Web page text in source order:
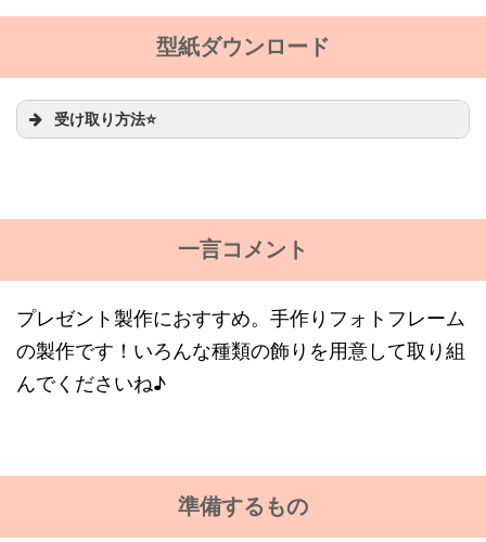
型紙ダウンロード
受け取り方法⭐
一言コメント
プレゼント製作におすすめ。手作りフォトフレーム
の製作です！いろんな種類の飾りを用意して取り組
んでくださいね♪
準備するもの